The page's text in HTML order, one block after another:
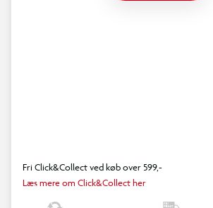
Fri Click&Collect ved køb over 599,-
Læs mere om Click&Collect her